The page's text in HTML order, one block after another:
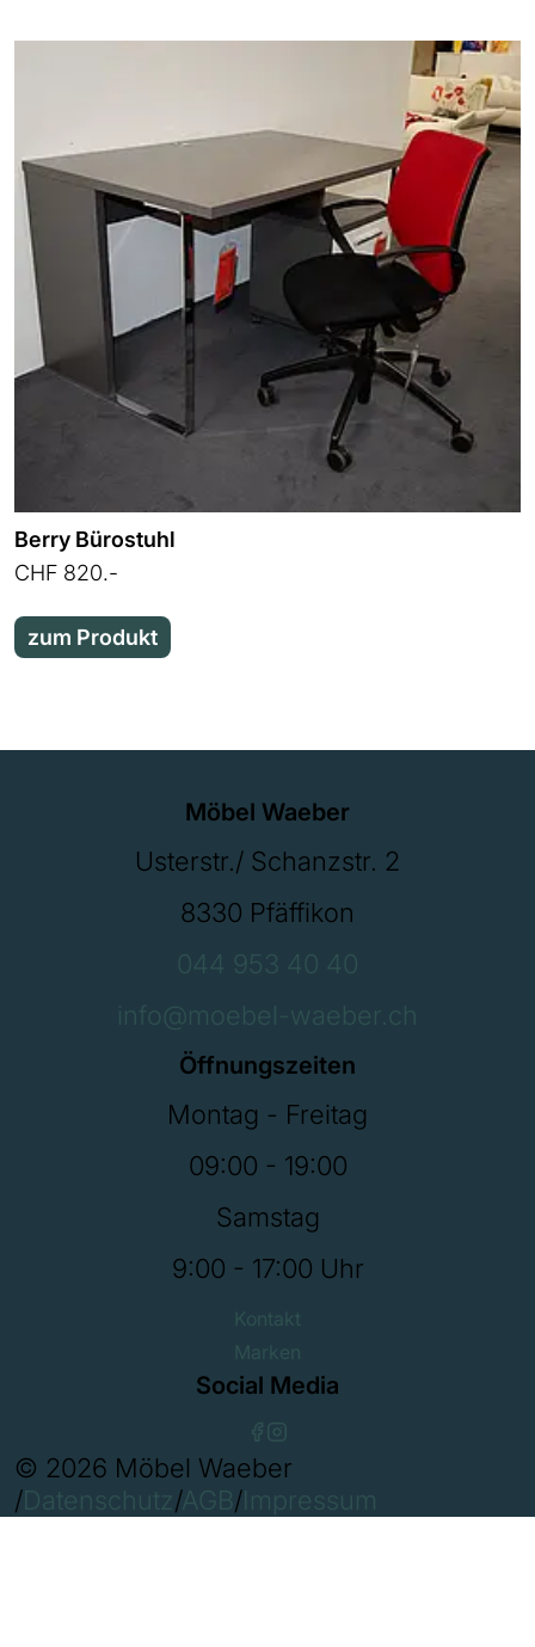
Berry Bürostuhl
CHF 820.-
zum Produkt
Möbel Waeber
Usterstr./ Schanzstr. 2
8330 Pfäffikon
044 953 40 40
info@moebel-waeber.ch
Öffnungszeiten
Montag - Freitag
09:00 - 19:00
Samstag
9:00 - 17:00 Uhr
Kontakt
Marken
Social Media
© 2026 Möbel Waeber
/Datenschutz/AGB/Impressum